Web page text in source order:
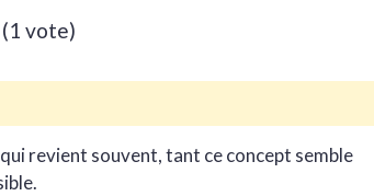
vote)
qui revient souvent, tant ce concept semble